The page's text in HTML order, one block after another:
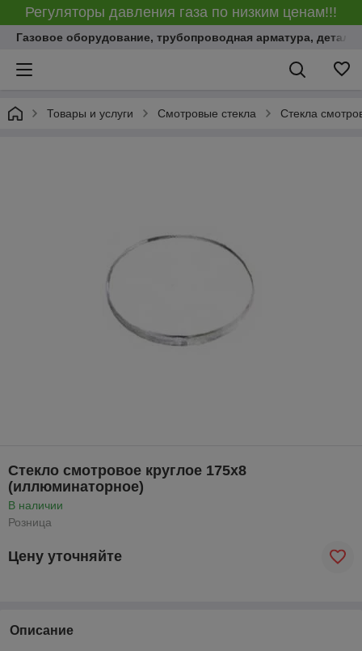
Регуляторы давления газа по низким ценам!!!
Газовое оборудование, трубопроводная арматура,
Товары и услуги Смотровые стекла Стекла
Стекло смотровое круглое 175х8
(иллюминаторное)
В наличии
Розница
Цену уточняйте
Описание